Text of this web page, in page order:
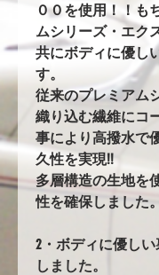
００を使用！！も
ムシリーズ・エク
共にボディに優し
す。
従来のプレミアム
織り込む繊維にコ
事により高撥水で
久性を実現!!
多層構造の生地を
性を確保しました。
2・ボディに優し
しました。